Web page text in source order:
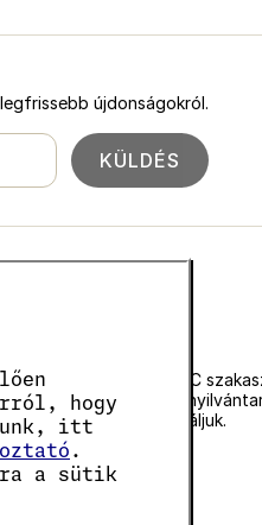
hogy
itt
.
a sütik
újdonságokról.
KÜLDÉS
cégjegyzékbe C
számon vagyunk
számot használjuk.